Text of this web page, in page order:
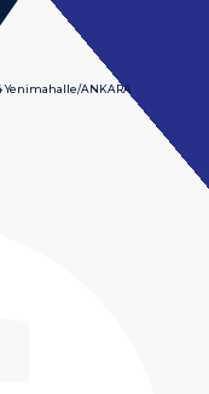
Yenimahalle/ANKARA